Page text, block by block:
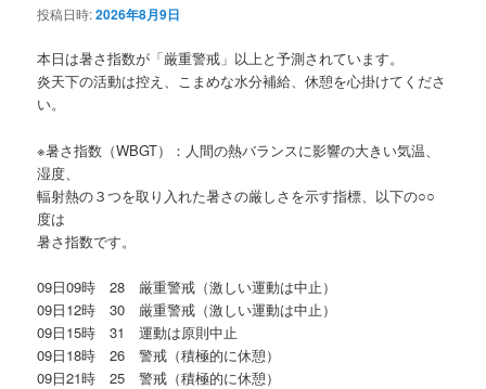
投稿日時:2026年8月9日
本日は暑さ指数が「厳重警戒」以上と予測されています。
炎天下の活動は控え、こまめな水分補給、休憩を心掛けてくださ
い。
※暑さ指数（WBGT）：人間の熱バランスに影響の大きい気温、
湿度、
輻射熱の３つを取り入れた暑さの厳しさを示す指標、以下の○○
度は
暑さ指数です。
09日09時 28 厳重警戒（激しい運動は中止）
09日12時 30 厳重警戒（激しい運動は中止）
09日15時 31 運動は原則中止
09日18時 26 警戒（積極的に休憩）
09日21時 25 警戒（積極的に休憩）